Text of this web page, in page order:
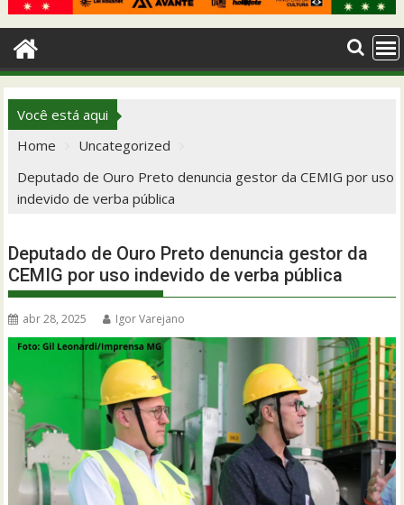
Você está aqui
Home
Uncategorized
Deputado de Ouro Preto denuncia gestor da CEMIG por uso
indevido de verba pública
Deputado de Ouro Preto denuncia gestor da
CEMIG por uso indevido de verba pública
abr 28, 2025 Igor Varejano